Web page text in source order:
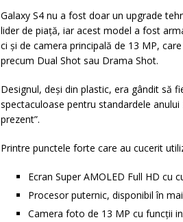
Galaxy S4 nu a fost doar un upgrade
lider de piață, iar acest model a fost
ci și de camera principală de 13 MP,
precum Dual Shot sau Drama Shot.
Designul, deși din plastic, era gândit să
spectaculoase pentru standardele
prezent”.
Printre punctele forte care au cucerit
Ecran Super AMOLED Full HD cu
Procesor puternic, disponibil în
Camera foto de 13 MP cu funcții